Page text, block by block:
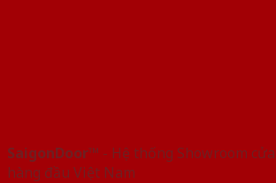
SaigonDoor™ - Hệ thống Showroom
hàng đầu Việt Nam